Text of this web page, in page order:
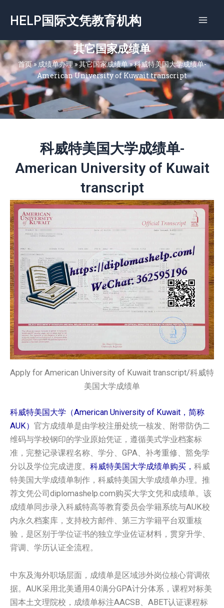
容
HELP国际文凭教育机构
其它国家成绩单
首页»成绩单办理»其它国家成绩单»科威特美国大学成绩单-
American University of Kuwait transcript
科威特美国大学成绩单-
American University of Kuwait
transcript
Apply for American University of Kuwait transcript/科威特
美国大学成绩单
科威特美国大学（American University of Kuwait，简称
AUK） 官方成绩单是由学校注册处统一核发、附带防伪二
维码与学校钢印的学业原始凭证，遵循美式学业档案标
准，完整记录课程名称、学分、GPA、补考重修、豁免学
分以及学位完成进度。 科威特美国大学成绩单购买， 科威
特美国大学成绩单制作，科威特美国大学成绩单办理。推
荐文凭公司diplomashelp.com购买大学文凭和成绩单。该
成绩单同步录入科威特高等教育委员会学籍系统与AUK校
内永久档案库，支持校方邮件、第三方学籍平台双重核
验，是区别于学位证书的独立学业佐证材料，贯穿升学、
背调、学历认证全流程。
中东及海外职场层面，成绩单是区域涉外岗位核心背调依
据。AUK采用北美通用4.0满分GPA计分体系，课程对标美
国本土文理院校，成绩单标注AACSB、ABET认证课程标